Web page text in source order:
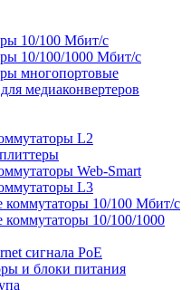
10/100 Мбит/с
10/100/1000 Мбит/c
многопортовые
медиаконвертеров
L2
Web-Smart
L3
коммутаторы 10/100 Мбит/с
10/100/1000
сигнала PoE
и блоки питания